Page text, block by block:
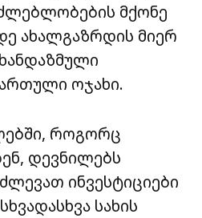
მქონე
ახალგაზრდის მიერ
ოჯახი.
როგორც
დევნილებს
ინვესტიციები
სახის